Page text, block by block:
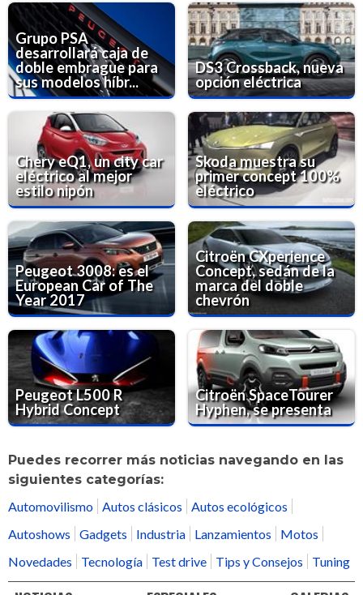
Grupo PSA
desarrollará caja de
doble embrague para
sus modelos híbr...
DS3 Crossback, nueva
opción eléctrica
Chery eQ1, un city car
eléctrico al mejor
estilo nipón
Skoda muestra su
primer concept 100%
eléctrico
Peugeot 3008: es el
European Car of The
Year 2017
Citroën CXperience
Concept, sedán de la
marca del doble
chevrón
Peugeot L500 R
Hybrid Concept
Citroën SpaceTourer
Hyphen, se presenta
Puedes recorrer más noticias navegando en las
siguientes categorías:
Automovilismo Autos clásicos
Autos ecológicos
Autoshows
Gadgets Industria Lanzamientos
Motos
Novedades
Tecnología Test drive Tips y Consejos Tuning